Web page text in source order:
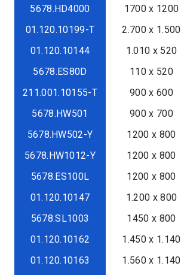
5678.HD4000
1700 x 1200
01.120.10199-T
2.700 x 1.500
01.120.10144
1.010 x 520
5678.ES80D
110 x 520
211.001.10155-T
900 x 600
5678.HW501
900 x 700
5678.HW502-Y
1200 x 800
5678.HW1012-Y
1200 x 800
5678.ES100L
1200 x 800
01.120.10147
1.200 x 800
5678.SL1003
1450 x 800
01.120.10162
1.450 x 1.140
01.120.10163
1.560 x 1.140